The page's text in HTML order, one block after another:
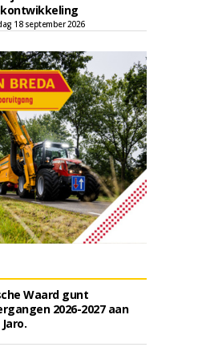
18 september 2026
Waard gunt
2026-2027 aan